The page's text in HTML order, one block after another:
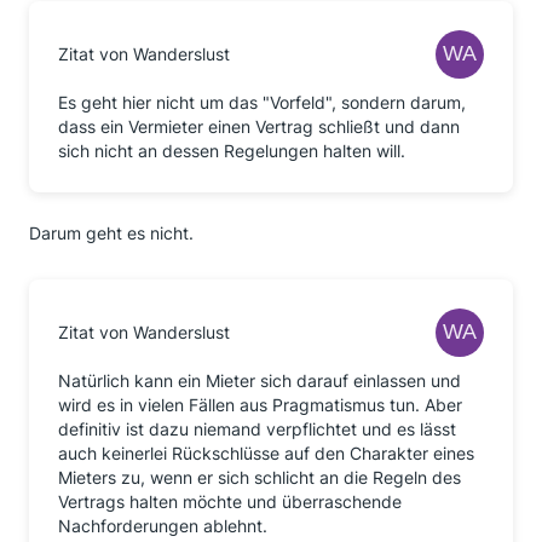
Zitat von Wanderslust
Es geht hier nicht um das "Vorfeld", sondern darum,
dass ein Vermieter einen Vertrag schließt und dann
sich nicht an dessen Regelungen halten will.
Darum geht es nicht.
Zitat von Wanderslust
Natürlich kann ein Mieter sich darauf einlassen und
wird es in vielen Fällen aus Pragmatismus tun. Aber
definitiv ist dazu niemand verpflichtet und es lässt
auch keinerlei Rückschlüsse auf den Charakter eines
Mieters zu, wenn er sich schlicht an die Regeln des
Vertrags halten möchte und überraschende
Nachforderungen ablehnt.